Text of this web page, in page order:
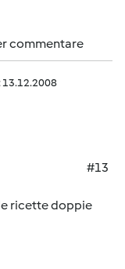
commentare
13.12.2008
#13
ricette doppie